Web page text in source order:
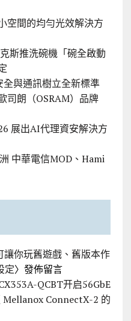
空間的均勻光效解決方
斯推洗碗機「碗全啟動
與通訊樹立全新標準
司朗（OSRAM）品牌
展出AI代理資安解決方
中華電信MOD、Hami
讓你玩舊遊戲、舊版本作
定〉發佈留言
QCBT开启56GbE
Mellanox ConnectX-2 的